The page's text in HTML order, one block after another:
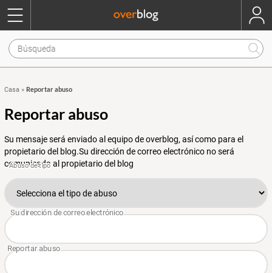
Casa » Reportar abuso
Reportar abuso
Su mensaje será enviado al equipo de overblog, así como para el
propietario del blog.Su dirección de correo electrónico no será
comunicada al propietario del blog